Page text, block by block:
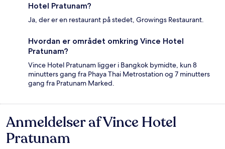
Hotel Pratunam?
Ja, der er en restaurant på stedet, Growings Restaurant.
Hvordan er området omkring Vince Hotel
Pratunam?
Vince Hotel Pratunam ligger i Bangkok bymidte, kun 8
minutters gang fra Phaya Thai Metrostation og 7 minutters
gang fra Pratunam Marked.
Anmeldelser
Anmeldelser af Vince Hotel
Pratunam